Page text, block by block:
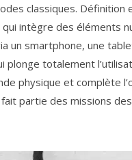
classiques.
intègre des éléments
un smartphone, une
totalement
physique et complète
partie des missions